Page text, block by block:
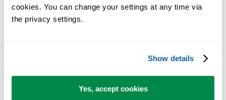
cookies. You can change your settings at any time via
the privacy settings.
Show details
Yes, accept cookies